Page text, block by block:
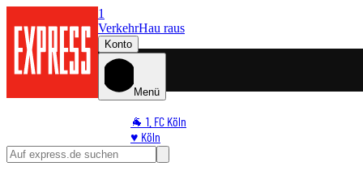
1
VerkehrHau raus
Konto
Menü
🐐 1. FC Köln
♥️ Köln
⭐ Promi